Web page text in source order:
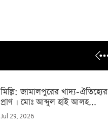
মিল্লি: জামালপুরের খাদ্য-ঐতিহ্যের
প্রাণ । মোঃ আব্দুল হাই আলহ...
Jul 29, 2026